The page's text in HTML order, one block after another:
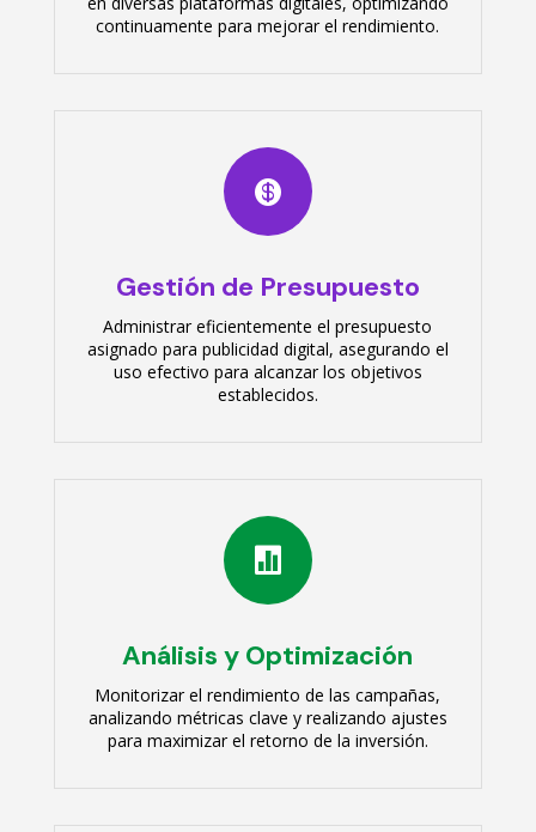
continuamente para mejorar el rendimiento.

Gestión de Presupuesto
Administrar eficientemente el presupuesto
asignado para publicidad digital, asegurando el
uso efectivo para alcanzar los objetivos
establecidos.

Análisis y Optimización
Monitorizar el rendimiento de las campañas,
analizando métricas clave y realizando ajustes
para maximizar el retorno de la inversión.